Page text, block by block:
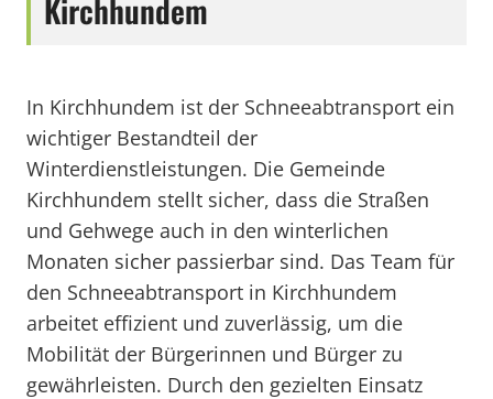
Kirchhundem
In Kirchhundem ist der Schneeabtransport ein
wichtiger Bestandteil der
Winterdienstleistungen. Die Gemeinde
Kirchhundem stellt sicher, dass die Straßen
und Gehwege auch in den winterlichen
Monaten sicher passierbar sind. Das Team für
den Schneeabtransport in Kirchhundem
arbeitet effizient und zuverlässig, um die
Mobilität der Bürgerinnen und Bürger zu
gewährleisten. Durch den gezielten Einsatz